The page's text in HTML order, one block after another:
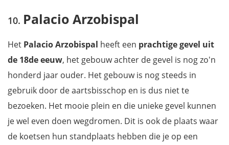
Palacio Arzobispal
Het Palacio Arzobispal heeft een prachtige gevel uit
de 18de eeuw, het gebouw achter de gevel is nog zo'n
honderd jaar ouder. Het gebouw is nog steeds in
gebruik door de aartsbisschop en is dus niet te
bezoeken. Het mooie plein en die unieke gevel kunnen
je wel even doen wegdromen. Dit is ook de plaats waar
de koetsen hun standplaats hebben die je op een